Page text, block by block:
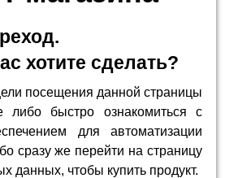
хотите сделать?
посещения данной страницы
быстро ознакомиться с
для автоматизации
сразу же перейти на страницу
данных, чтобы купить продукт.